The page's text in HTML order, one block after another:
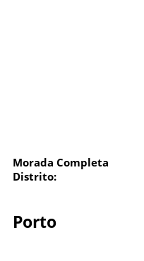
Morada Completa
Distrito:
Porto